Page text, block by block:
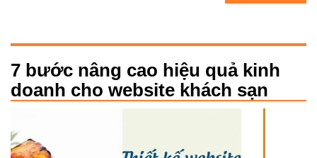
7 bước nâng cao hiệu quả kinh
doanh cho website khách sạn